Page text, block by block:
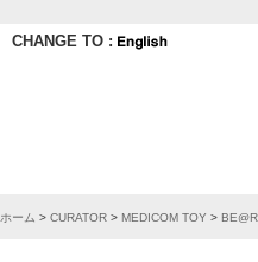
CHANGE TO :
ホーム > CURATOR > MEDICOM TOY >